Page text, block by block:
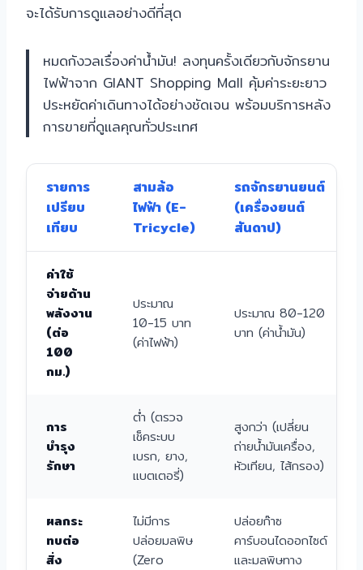
จะได้รับการดูแลอย่างดีที่สุด
หมดกังวลเรื่องค่าน้ำมัน! ลงทุนครั้งเดียวกับจักรยาน
ไฟฟ้าจาก GIANT Shopping Mall คุ้มค่าระยะยาว
ประหยัดค่าเดินทางได้อย่างชัดเจน พร้อมบริการหลัง
การขายที่ดูแลคุณทั่วประเทศ
รายการ
เปรียบ
เทียบ
สามล้อ
ไฟฟ้า (E-
Tricycle)
รถจักรยานยนต์
(เครื่องยนต์
สันดาป)
ค่าใช้
จ่ายด้าน
พลังงาน
(ต่อ
100
กม.)
ประมาณ
10-15 บาท
(ค่าไฟฟ้า)
ประมาณ 80-120
บาท (ค่าน้ำมัน)
การ
บำรุง
รักษา
ต่ำ (ตรวจ
เช็คระบบ
เบรก, ยาง,
แบตเตอรี่)
สูงกว่า (เปลี่ยน
ถ่ายน้ำมันเครื่อง,
หัวเทียน, ไส้กรอง)
ผลกระ
ทบต่อ
สิ่ง
ไม่มีการ
ปล่อยมลพิษ
(Zero
ปล่อยก๊าซ
คาร์บอนไดออกไซด์
และมลพิษทาง